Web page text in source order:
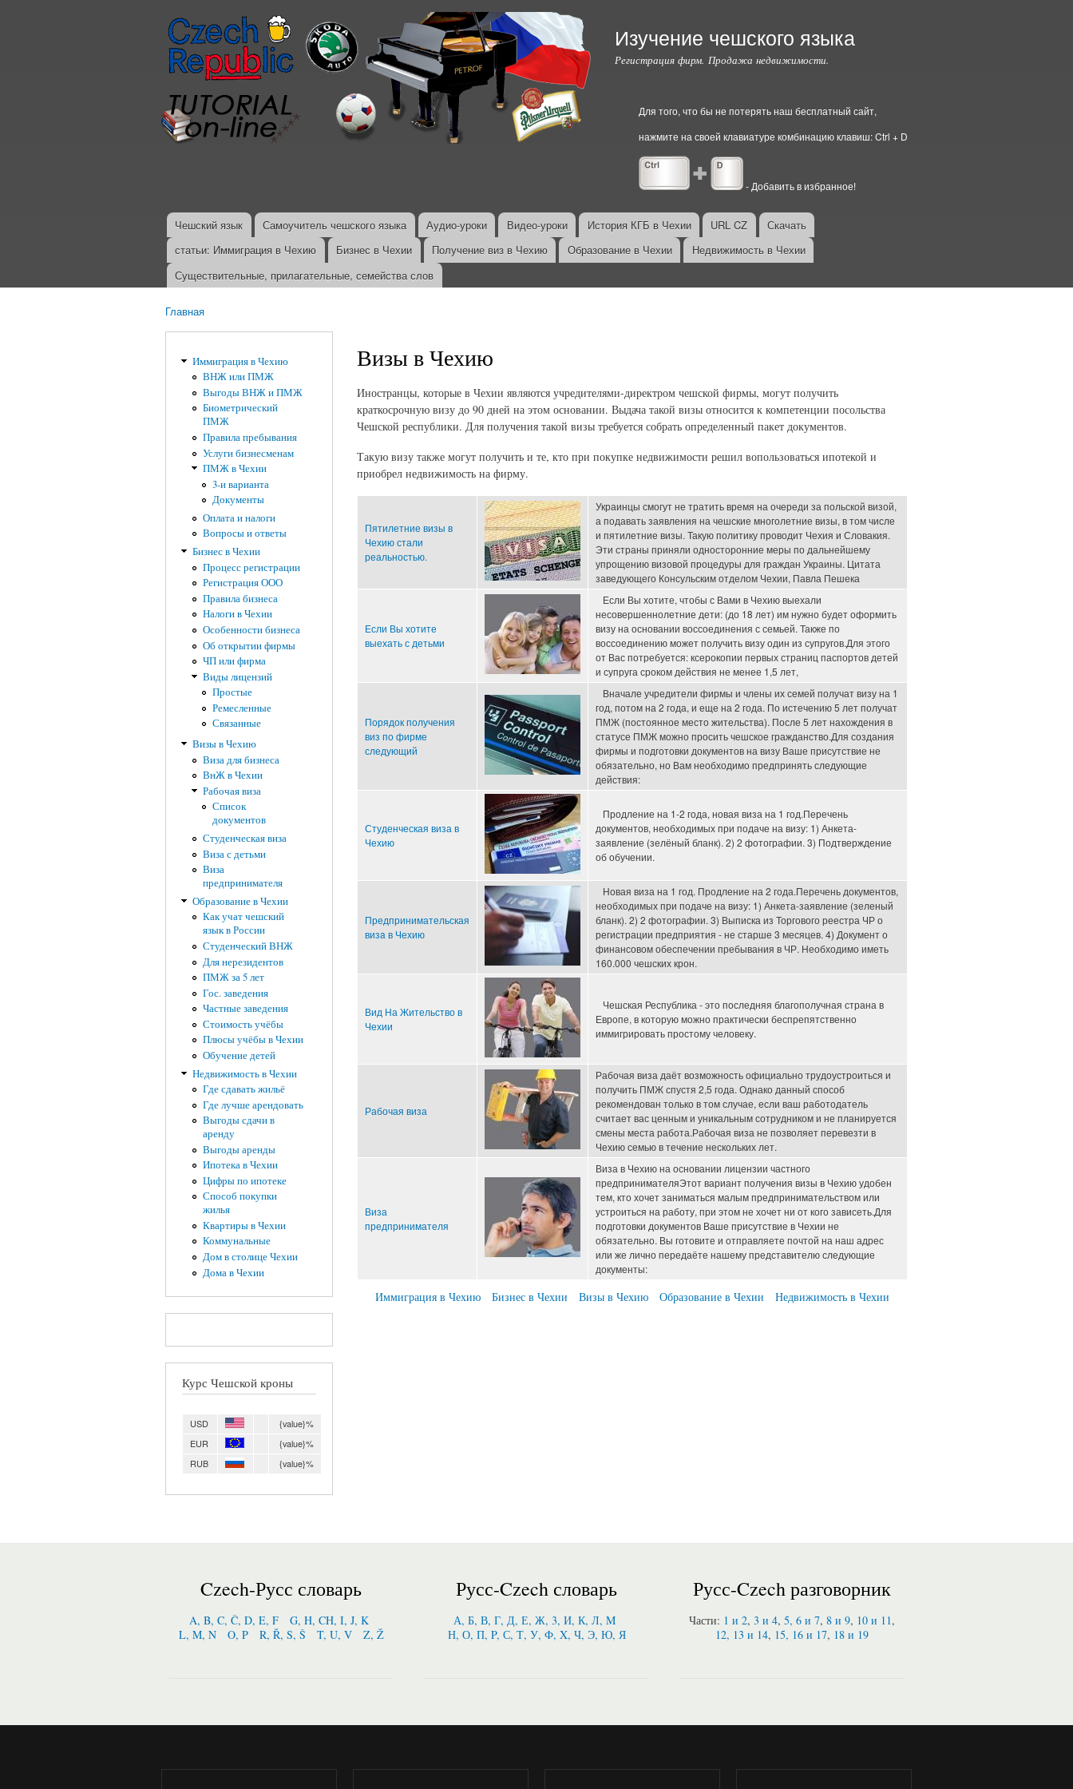
Перейти к
основному
содержанию
Изучение чешского языка
Регистрация фирм. Продажа недвижимости.
Для того, что бы не потерять наш бесплатный сайт,
нажмите на своей клавиатуре комбинацию клавиш: Ctrl + D
- Добавить в избранное!
Главное меню
Чешский язык Самоучитель чешского языка Аудио-уроки Видео-уроки История КГБ в Чехии URL CZ
Скачать
статьи: Иммиграция в Чехию
Бизнес в Чехии Получение виз в Чехию Образование в Чехии
Недвижимость в Чехии
Существительные, прилагательные, семейства слов
Главная
Иммиграция в Чехию
ВНЖ или ПМЖ
Выгоды ВНЖ и ПМЖ
Биометрический
ПМЖ
Правила пребывания
Услуги бизнесменам
ПМЖ в Чехии
3-и варианта
Документы
Оплата и налоги
Вопросы и ответы
Бизнес в Чехии
Процесс регистрации
Регистрация ООО
Правила бизнеса
Налоги в Чехии
Особенности бизнеса
Об открытии фирмы
ЧП или фирма
Виды лицензий
Простые
Ремесленные
Связанные
Визы в Чехию
Виза для бизнеса
ВнЖ в Чехии
Рабочая виза
Список
документов
Студенческая виза
Виза с детьми
Виза
предпринимателя
Образование в Чехии
Как учат чешский
язык в России
Студенческий ВНЖ
Для нерезидентов
ПМЖ за 5 лет
Гос. заведения
Частные заведения
Стоимость учёбы
Плюсы учёбы в Чехии
Обучение детей
Недвижимость в Чехии
Где сдавать жильё
Где лучше арендовать
Выгоды сдачи в
аренду
Выгоды аренды
Ипотека в Чехии
Цифры по ипотеке
Способ покупки
жилья
Квартиры в Чехии
Коммунальные
Дом в столице Чехии
Дома в Чехии
Курс Чешской кроны
USD
{value}%
EUR
{value}%
RUB
{value}%
Визы в Чехию
Иностранцы, которые в Чехии являются учредителями-директром чешской фирмы, могут получить
краткосрочную визу до 90 дней на этом основании. Выдача такой визы относится к компетенции посольства
Чешской республики. Для получения такой визы требуется собрать определенный пакет документов.
Такую визу также могут получить и те, кто при покупке недвижимости решил вопользоваться ипотекой и
приобрел недвижимость на фирму.
Пятилетние визы в
Чехию стали
реальностью.
Украинцы смогут не тратить время на очереди за польской визой,
а подавать заявления на чешские многолетние визы, в том числе
и пятилетние визы. Такую политику проводит Чехия и Словакия.
Эти страны приняли односторонние меры по дальнейшему
упрощению визовой процедуры для граждан Украины. Цитата
заведующего Консульским отделом Чехии, Павла Пешека
Если Вы хотите
выехать с детьми
Если Вы хотите, чтобы с Вами в Чехию выехали
несовершеннолетние дети: (до 18 лет) им нужно будет оформить
визу на основании воссоединения с семьей. Также по
воссоединению может получить визу один из супругов.Для этого
от Вас потребуется: ксерокопии первых страниц паспортов детей
и супруга сроком действия не менее 1,5 лет,
Порядок получения
виз по фирме
следующий
Вначале учредители фирмы и члены их семей получат визу на 1
год, потом на 2 года, и еще на 2 года. По истечению 5 лет получат
ПМЖ (постоянное место жительства). После 5 лет нахождения в
статусе ПМЖ можно просить чешское гражданство.Для создания
фирмы и подготовки документов на визу Ваше присутствие не
обязательно, но Вам необходимо предпринять следующие
действия:
Студенческая виза в
Чехию
Продление на 1-2 года, новая виза на 1 год.Перечень
документов, необходимых при подаче на визу: 1) Анкета-
заявление (зелёный бланк). 2) 2 фотографии. 3) Подтверждение
об обучении.
Предпринимательская
визa в Чехию
Новая виза на 1 год. Продление на 2 года.Перечень документов,
необходимых при подаче на визу: 1) Анкета-заявление (зеленый
бланк). 2) 2 фотографии. 3) Выписка из Торгового реестра ЧР о
регистрации предприятия - не старше 3 месяцев. 4) Документ о
финансовом обеспечении пребывания в ЧР. Необходимо иметь
160.000 чешских крон.
Вид На Жительство в
Чехии
Чешская Республика - это последняя благополучная страна в
Европе, в которую можно практически беспрепятственно
иммигрировать простому человеку.
Рабочая виза
Рабочая виза даёт возможность официально трудоустроиться и
получить ПМЖ спустя 2,5 года. Однако данный способ
рекомендован только в том случае, если ваш работодатель
считает вас ценным и уникальным сотрудником и не планируется
смены места работа.Рабочая виза не позволяет перевезти в
Чехию семью в течение нескольких лет.
Виза
предпринимателя
Виза в Чехию на основании лицензии частного
предпринимателяЭтот вариант получения визы в Чехию удобен
тем, кто хочет заниматься малым предпринимательством или
устроиться на работу, при этом не хочет ни от кого зависеть.Для
подготовки документов Ваше присутствие в Чехии не
обязательно. Вы готовите и отправляете почтой на наш адрес
или же лично передаёте нашему представителю следующие
документы:
Иммиграция в Чехию Бизнес в Чехии Визы в Чехию Образование в Чехии Недвижимость в Чехии
Czech-Русс словарь
A, B, C, Č, D, E, F
G, H, CH, I, J, K
L, M, N
O, P R, Ř, S, Š T, U, V Z, Ž
Русс-Czech словарь
А, Б, В, Г, Д, Е, Ж, 3, И, К, Л, M
Н, О, П, P, С, Т, У, Ф, X, Ч, Э, Ю, Я
Русс-Czech разговорник
Части: 1 и 2, 3 и 4, 5, 6 и 7, 8 и 9, 10 и 11,
12, 13 и 14, 15, 16 и 17, 18 и 19